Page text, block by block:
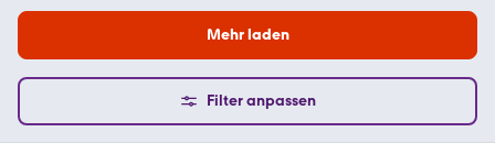
Mehr laden
Filter anpassen